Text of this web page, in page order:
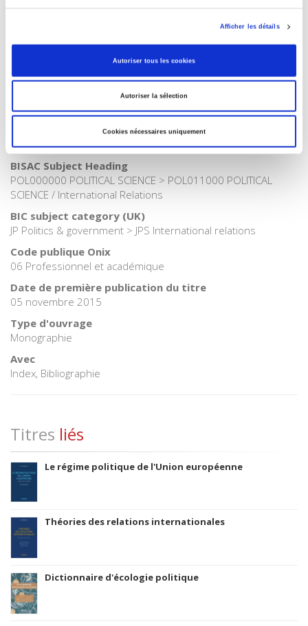
Afficher les détails
Autoriser tous les cookies
Autoriser la sélection
Cookies nécessaires uniquement
Internet Hierarchy>Domaines>Monde et sociétés
Internet Hierarchy>Géopolitique>Relations internationales
Catégorie (éditeur)
Internet Hierarchy>Géopolitique
BISAC Subject Heading
POL000000 POLITICAL SCIENCE > POL011000 POLITICAL
SCIENCE / International Relations
BIC subject category (UK)
JP Politics & government > JPS International relations
Code publique Onix
06 Professionnel et académique
Date de première publication du titre
05 novembre 2015
Type d'ouvrage
Monographie
Avec
Index, Bibliographie
Titres liés
Le régime politique de l'Union européenne
Théories des relations internationales
Dictionnaire d'écologie politique